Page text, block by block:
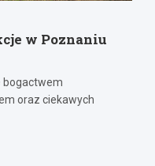
w Poznaniu
bogactwem
oraz ciekawych